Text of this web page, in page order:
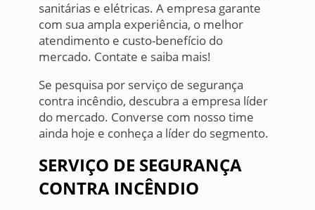
sanitárias e elétricas. A empresa garante
com sua ampla experiência, o melhor
atendimento e custo-benefício do
mercado. Contate e saiba mais!
Se pesquisa por serviço de segurança
contra incêndio, descubra a empresa líder
do mercado. Converse com nosso time
ainda hoje e conheça a líder do segmento.
SERVIÇO DE SEGURANÇA
CONTRA INCÊNDIO